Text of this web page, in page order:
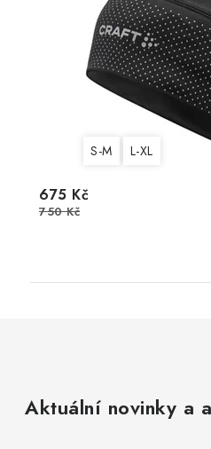
S-M L-XL
675 Kč
750 Kč
Aktuální novinky a